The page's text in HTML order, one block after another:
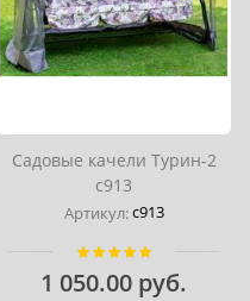
Садовые качели Турин-2
с913
Артикул:с913
1 050.00 руб.